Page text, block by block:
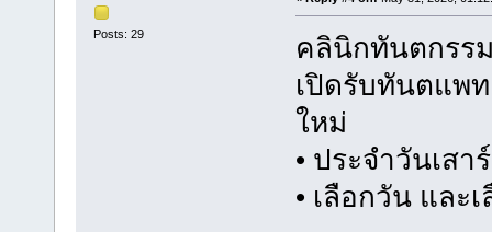
Posts: 29
คลินิกทันตกรร
เปิดรับทันตแพ
ใหม่
• ประจำวันเสา
• เลือกวัน และ